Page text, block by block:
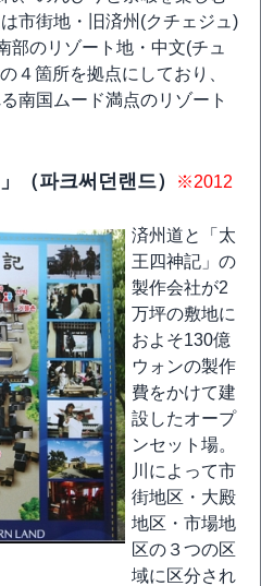
市街地・旧済州(クチェジュ)
部のリゾート地・中文(チュ
４箇所を拠点にしており、
南国ムード満点のリゾート
（파크써던랜드）
※2012
済州道と「太
王四神記」の
製作会社が2
万坪の敷地に
およそ130億
ウォンの製作
費をかけて建
設したオープ
ンセット場。
川によって市
街地区・大殿
地区・市場地
区の３つの区
域に区分され